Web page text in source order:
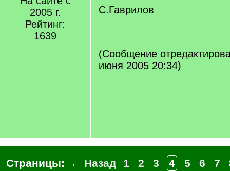
2005 г.
Рейтинг:
1639
С.Гаврилов
(Сообщение
июня 2005 20:34)
Страницы: ← Назад 1 2 3 4 5 6 7